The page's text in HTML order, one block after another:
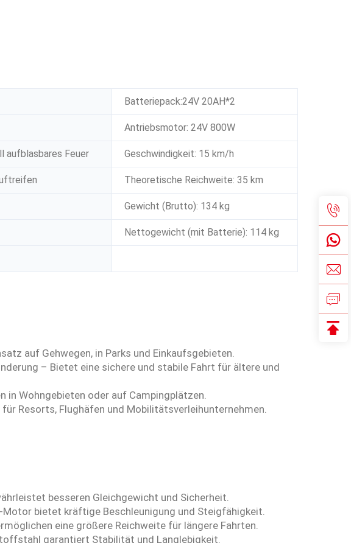
Batteriepack:24V 20AH*2
Antriebsmotor: 24V 800W
aufblasbares Feuer Geschwindigkeit: 15 km/h
Theoretische Reichweite: 35 km
Gewicht (Brutto): 134 kg
Nettogewicht (mit Batterie): 114 kg
auf Gehwegen, in Parks und Einkaufsgebieten.
– Bietet eine sichere und stabile Fahrt für ältere und
in Wohngebieten oder auf Campingplätzen.
Resorts, Flughäfen und Mobilitätsverleihunternehmen.
besseren Gleichgewicht und Sicherheit.
bietet kräftige Beschleunigung und Steigfähigkeit.
eine größere Reichweite für längere Fahrten.
garantiert Stabilität und Langlebigkeit.